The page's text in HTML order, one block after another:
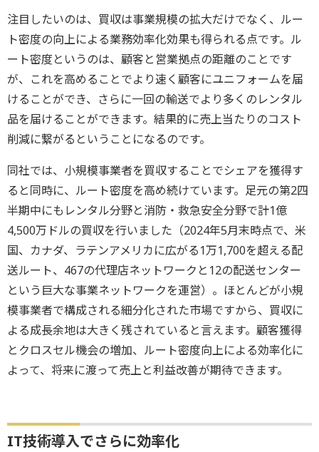
注目したいのは、買収は事業規模の拡大だけでなく、ルー
ト密度の向上による業務効率化効果も得られる点です。ル
ート密度というのは、顧客と営業拠点の距離のことです
が、これを高めることでより速く顧客にユニフォームを届
けることができ、さらに一回の輸送でより多くのレンタル
品を届けることができます。結果的に売上当たりのコスト
削減に繋がるということになるのです。
同社では、小規模事業者を買収することでシェアを獲得す
ると同時に、ルート密度を高め続けています。足元の第2四
半期中にもレンタル分野と消防・救急安全分野で計1億
4,500万ドルの買収を行いました（2024年5月末時点で、米
国、カナダ、ラテンアメリカに広がる1万1,700を超える配
送ルート、467の代理店ネットワークと12の配送センター
という巨大な事業ネットワークを運営）。ほとんどが小規
模事業者で構成される細分化された市場ですから、買収に
よる成長余地は大きく残されていると言えます。顧客獲得
とクロスセル機会の増加、ルート密度向上による効率化に
よって、将来に渡って売上と利益改善が期待できます。
IT技術導入でさらに効率化